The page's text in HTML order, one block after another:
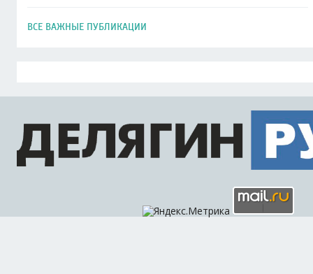
ВСЕ ВАЖНЫЕ ПУБЛИКАЦИИ